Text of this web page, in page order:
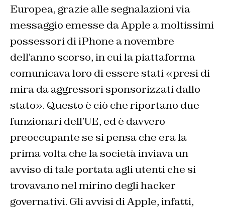
Europea, grazie alle segnalazioni via
messaggio emesse da Apple a moltissimi
possessori di iPhone a novembre
dell’anno scorso, in cui la piattaforma
comunicava loro di essere stati «presi di
mira da aggressori sponsorizzati dallo
stato». Questo è ciò che riportano due
funzionari dell’UE, ed è davvero
preoccupante se si pensa che era la
prima volta che la società inviava un
avviso di tale portata agli utenti che si
trovavano nel mirino degli hacker
governativi. Gli avvisi di Apple, infatti,